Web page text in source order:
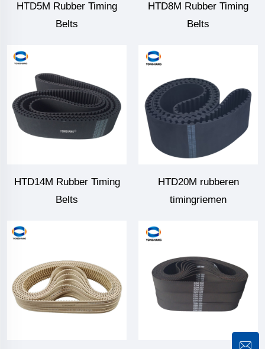
HTD5M Rubber Timing
Belts
HTD8M Rubber Timing
Belts
HTD14M Rubber Timing
Belts
HTD20M rubberen
timingriemen